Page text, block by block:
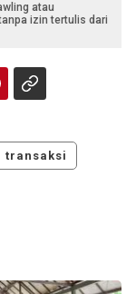
atau
izin tertulis dari
transaksi